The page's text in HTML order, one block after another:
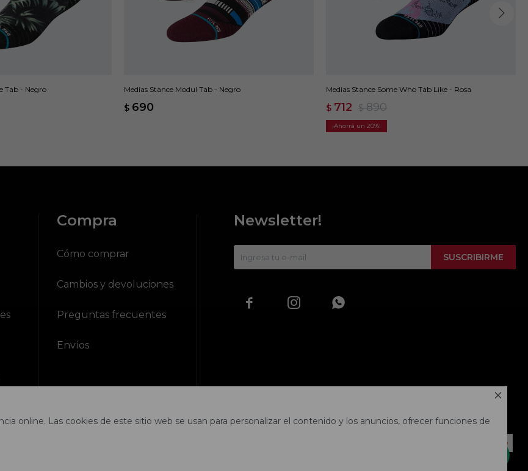

online. Las cookies de este sitio web se usan para personalizar el contenido y los anuncios, ofrecer funciones de
Tab - Negro Medias Stance Modul Tab - Negro
$ 690
Medias Stance Some Who Tab Like - Rosa
$ 712 $ 890
20
Compra
Cómo comprar
Cambios y devoluciones
Preguntas frecuentes
Envíos
Newsletter!
SUSCRIBIRME
  